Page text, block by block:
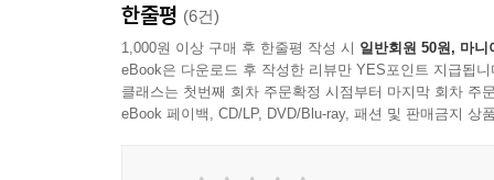
한줄평 (6건)
1,000원 이상 구매 후 한줄평 작성 시 일반회원 50원, 마니
eBook은 다운로드 후 작성한 리뷰만 YES포인트 지급됩니
클래스는 첫번째 회차 주문확정 시점부터 마지막 회차 주
eBook 페이백, CD/LP, DVD/Blu-ray, 패션 및 판매금지 상